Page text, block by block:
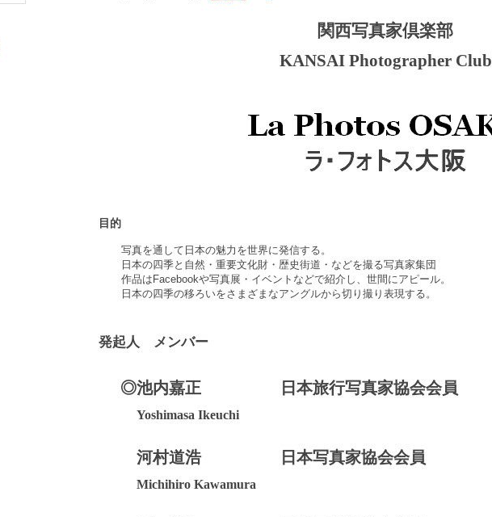
関西写真家倶楽部
KANSAI Photographer Club
目的
写真を通して日本の魅力を世界に発信する。
日本の四季と自然・重要文化財・歴史街道・などを撮る写真家集団
作品はFacebookや写真展・イベントなどで紹介し、世間にアピール。
日本の四季の移ろいをさまざまなアングルから切り撮り表現する。
発起人 メンバー
◎池内嘉正
Yoshimasa Ikeuchi
日本旅行写真家協会会員
河村道浩
Michihiro Kawamura
日本写真家協会会員